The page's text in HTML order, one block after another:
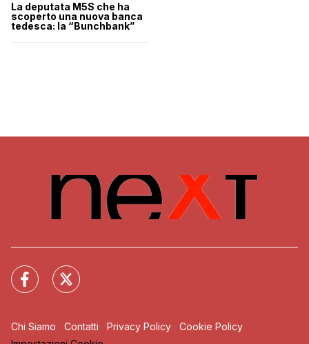
La deputata M5S che ha
scoperto una nuova banca
tedesca: la “Bunchbank”
Chi Siamo Contatti Privacy Policy
Cookie Policy